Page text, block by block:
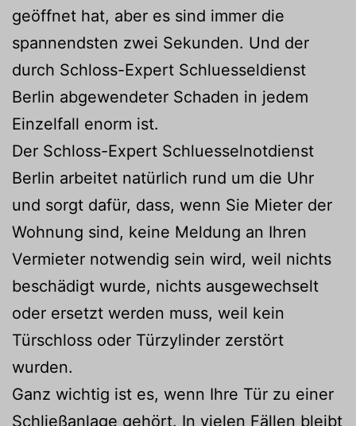
geöffnet hat, aber es sind immer die
spannendsten zwei Sekunden. Und der
durch Schloss-Expert Schluesseldienst
Berlin abgewendeter Schaden in jedem
Einzelfall enorm ist.
Der Schloss-Expert Schluesselnotdienst
Berlin arbeitet natürlich rund um die Uhr
und sorgt dafür, dass, wenn Sie Mieter der
Wohnung sind, keine Meldung an Ihren
Vermieter notwendig sein wird, weil nichts
beschädigt wurde, nichts ausgewechselt
oder ersetzt werden muss, weil kein
Türschloss oder Türzylinder zerstört
wurden.
Ganz wichtig ist es, wenn Ihre Tür zu einer
Schließanlage gehört. In vielen Fällen bleibt